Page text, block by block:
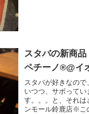
スタバの新商
ペチーノ®@イ
スタバが好きなの
いつつ、サボって
す。。。と、それ
ンモール鈴鹿店※こ